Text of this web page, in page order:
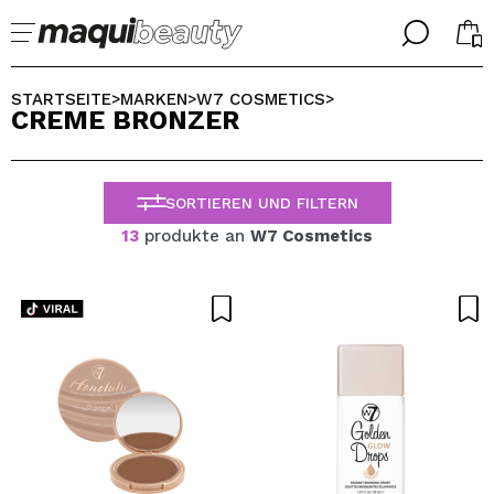
╳
Ich bin bereits #maquilover, ich habe ein Konto
Ich habe hier kein Konto
╳
WÄHLE DEINE SPRACHE
ALEMAN
ESPAÑOL
ENGLISH
FRANCES
STARTSEITE>MARKEN>W7 COSMETICS>
CREME BRONZER
SORTIEREN UND FILTERN
13 produkte an W7 Cosmetics